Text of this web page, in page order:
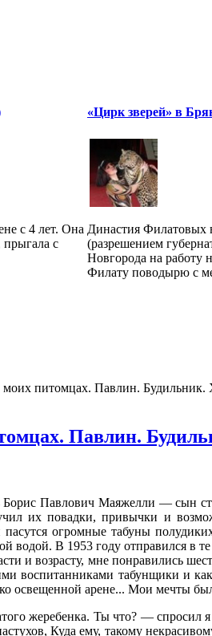
с 4 лет. Она
с
«Цирк зверей» в
Династия Филатовых
(разрешением
Новгорода на работу
Филату поводырю с
питомцах. Павлин. Будильник.
Павлин.
Павлович Маяжелли — сын
их повадки, при­вычки и
огромные табуны
В 1953 году отправился в
и возрасту, мне понравились
воспитанниками табунщики и
освещенной арене... Мои мечты
жере­бенка. Ты что? — спросил
Куда ему, такому